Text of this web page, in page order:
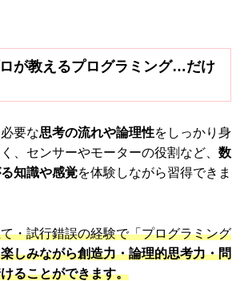
が教えるプログラミング…だけ
要な思考の流れや論理性をしっかり身
、センサーやモーターの役割など、 数
知識や感覚を体験しながら習得できま
・試行錯誤の経験で「プログラミング
楽しみながら創造力・論理的思考力・問
ることができます。